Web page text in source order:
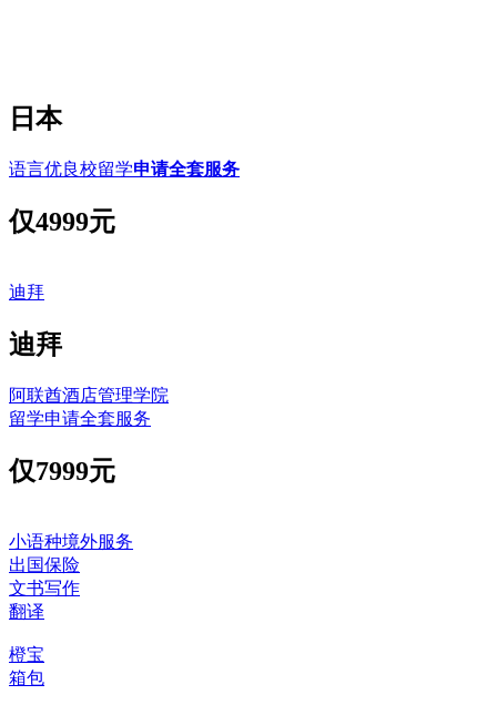
日本
语言优良校留学申请全套服务
仅4999元
迪拜
迪拜
阿联酋酒店管理学院
留学申请全套服务
仅7999元
小语种境外服务
出国保险
文书写作
翻译
橙宝
箱包